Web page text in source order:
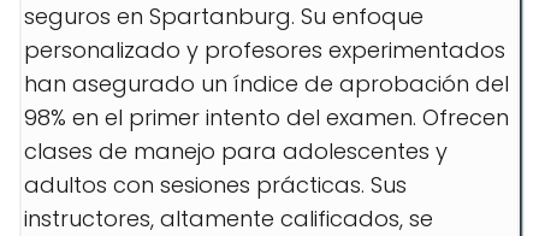
seguros en Spartanburg. Su enfoque
personalizado y profesores experimentados
han asegurado un índice de aprobación del
98% en el primer intento del examen. Ofrecen
clases de manejo para adolescentes y
adultos con sesiones prácticas. Sus
instructores, altamente calificados, se